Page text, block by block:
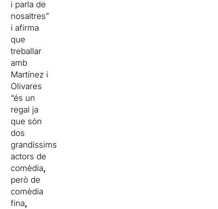
i parla de
nosaltres”
i afirma
que
treballar
amb
Martínez i
Olivares
“és un
regal ja
que són
dos
grandíssims
actors de
comèdia,
però de
comèdia
fina,